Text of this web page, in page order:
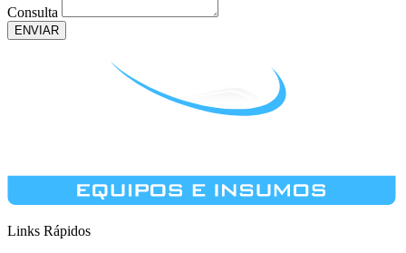
Consulta
ENVIAR
Links Rápidos